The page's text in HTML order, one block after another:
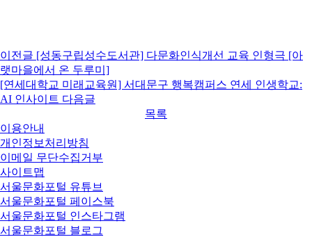
이전글 [성동구립성수도서관] 다문화인식개선 교육 인형극 [아
랫마을에서 온 두루미]
[연세대학교 미래교육원] 서대문구 행복캠퍼스 연세 인생학교:
AI 인사이트 다음글
목록
이용안내
개인정보처리방침
이메일 무단수집거부
사이트맵
서울문화포털 유튜브
서울문화포털 페이스북
서울문화포털 인스타그램
서울문화포털 블로그